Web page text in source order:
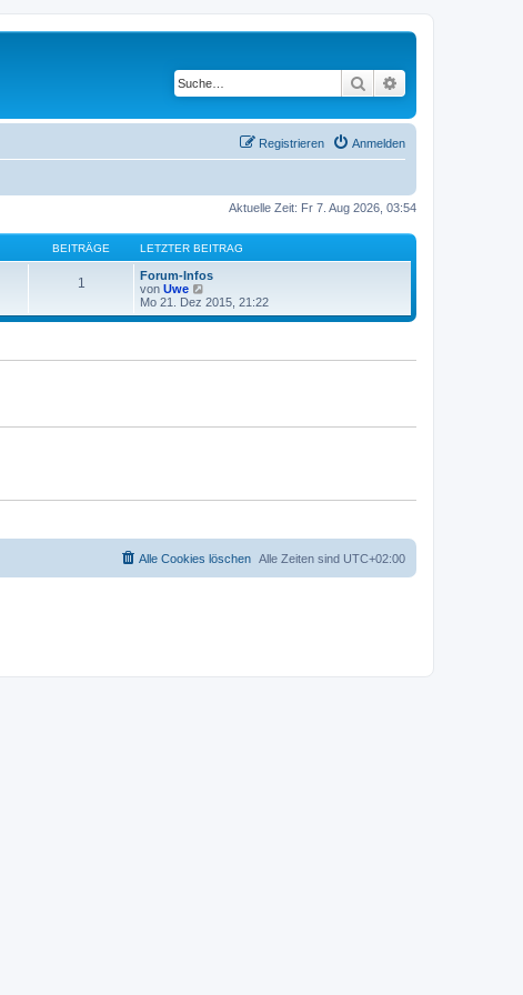
Suche
Anmelden
Registrieren
Aktuelle Zeit: Fr 7. Aug 2026, 03:54
BEITRÄGE LETZTER BEITRAG
1
Forum-Infos
von Uwe
e
u
Mo 21. Dez 2015, 21:22
Alle Zeiten sind UTC+02:00
Alle Cookies löschen